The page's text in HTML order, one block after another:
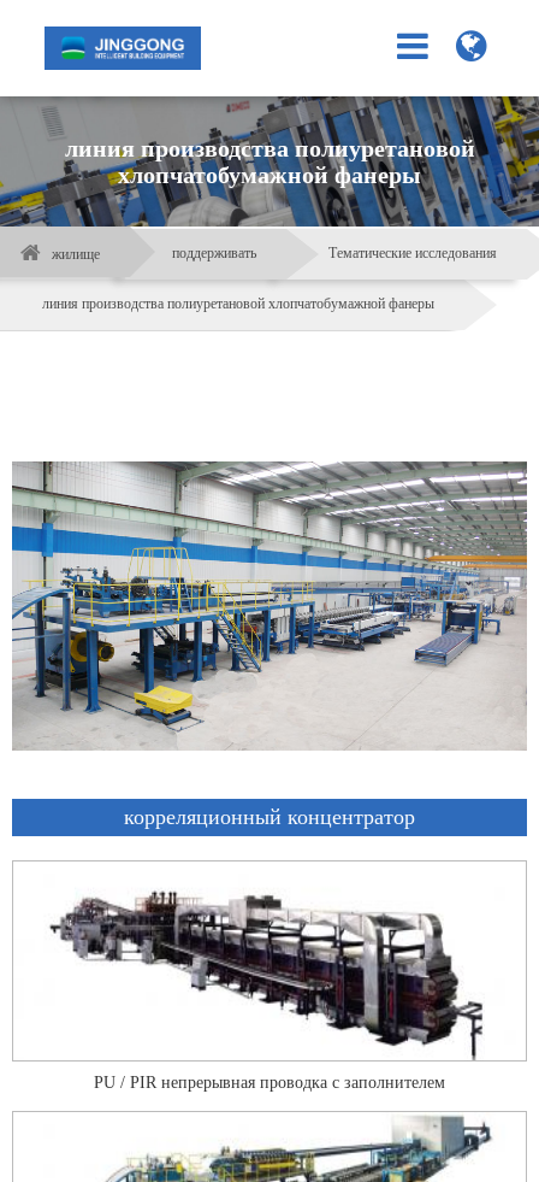
линия производства полиуретановой
хлопчатобумажной фанеры
жилище поддерживать Тематические исследования
линия производства полиуретановой хлопчатобумажной фанеры
корреляционный концентратор
PU / PIR непрерывная проводка с заполнителем